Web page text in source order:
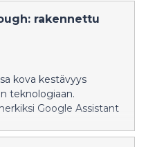
rakennettu
kova kestävyys
teknologiaan.
Google Assistant